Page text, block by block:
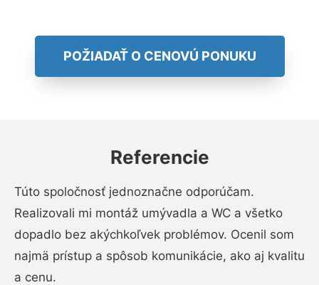
POŽIADAŤ O CENOVÚ PONUKU
Referencie
Túto spoločnosť jednoznačne odporúčam.
Realizovali mi montáž umývadla a WC a všetko
dopadlo bez akýchkoľvek problémov. Ocenil som
najmä prístup a spôsob komunikácie, ako aj kvalitu
a cenu.